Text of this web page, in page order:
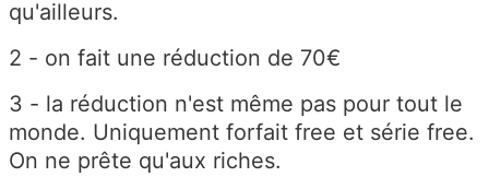
qu'ailleurs.
2 - on fait une réduction de 70€
3 - la réduction n'est même pas pour tout le
monde. Uniquement forfait free et série free.
On ne prête qu'aux riches.